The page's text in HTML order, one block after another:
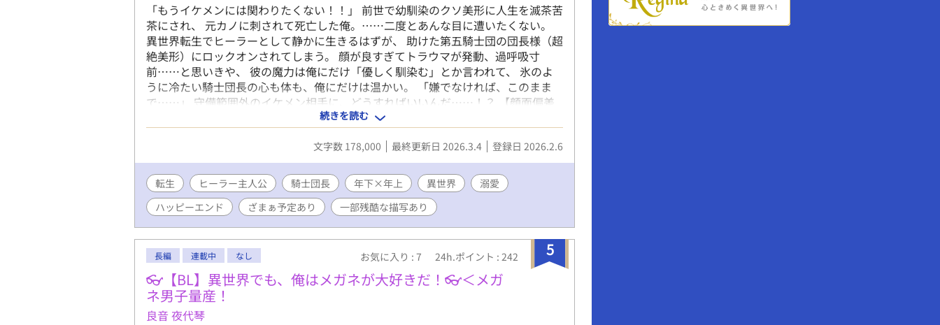
「もうイケメンには関わりたくない！！」 前世で幼馴染のクソ美形に人生を滅茶苦
茶にされ、 元カノに刺されて死亡した俺。……二度とあんな目に遭いたくない。
異世界転生でヒーラーとして静かに生きるはずが、 助けた第五騎士団の団長様（超
絶美形）にロックオンされてしまう。 顔が良すぎてトラウマが発動、過呼吸寸
前……と思いきや、 彼の魔力は俺にだけ「優しく馴染む」とか言われて、 氷のよ
うに冷たい騎士団長の心も体も、俺にだけは温かい。 「嫌でなければ、このまま
で……」 守備範囲外のイケメン相手に、どうすればいいんだ……！？ 【顔面偏差
値MAXの氷の騎士団長（年下）】×【イケメン苦手転生ヒーラー】 トラウマと向き
合う日々が、なぜか甘くて温かい日常に変わっていく―― イケメンに人生をかき回
される転生ヒーラーファンタジー、ここに開幕！ 団長＝not幼馴染。 ざまぁはあり
ます。 Rは後半＊がつきます。 ムーンライトにも同時掲載中 基本毎日更新。最後ま
で書けましたので完結確約です。全三章。 ※転載・AI取り込み禁止※
続きを読む
文字数 178,000 最終更新日 2026.3.4 登録日 2026.2.6
転生 ヒーラー主人公 騎士団長 年下×年上 異世界
溺愛
ハッピーエンド
ざまぁ予定あり 一部残酷な描写あり
5
長編 連載中 なし お気に入り : 7 24h.ポイント : 242
👓【BL】異世界でも、俺はメガネが大好きだ！👓＜メガ
ネ男子量産！
良音 夜代琴